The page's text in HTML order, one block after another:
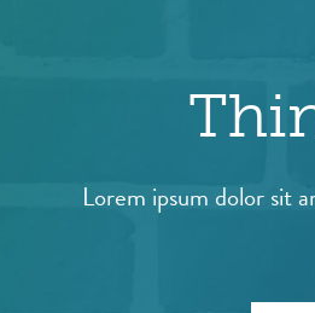
Lorem ipsum dolor sit